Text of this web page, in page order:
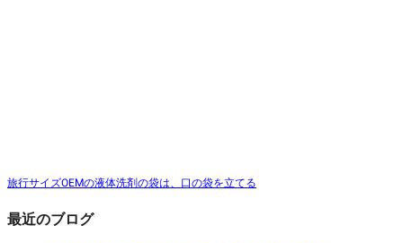
旅行サイズOEMの液体洗剤の袋は、口の袋を立てる
最近のブログ